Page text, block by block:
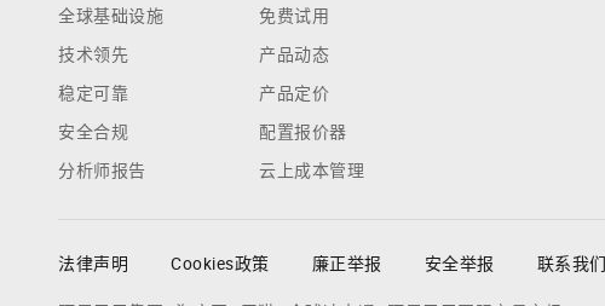
全球基础设施
技术领先
稳定可靠
安全合规
分析师报告
免费试用
产品动态
产品定价
配置报价器
云上成本管理
法律声明 Cookies政策 廉正举报 安全举报 联系我们